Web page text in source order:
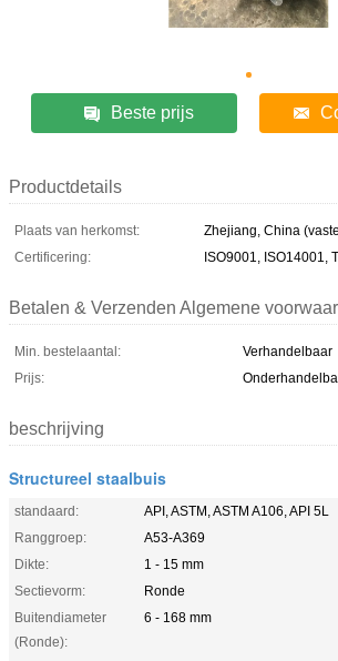
Beste prijs
Productdetails
Plaats van herkomst:
Zhejiang, China
Certificering:
ISO9001, ISO14001,
Betalen & Verzenden Algemene
Min. bestelaantal:
Verhandelbaar
Prijs:
beschrijving
Structureel staalbuis
standaard:
API, ASTM, ASTM A106, API 5L
Ranggroep:
A53-A369
Dikte:
1 - 15 mm
Sectievorm:
Ronde
Buitendiameter
(Ronde):
6 - 168 mm